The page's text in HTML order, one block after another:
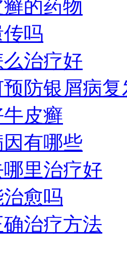
的药物
吗
治疗好
防银屑病复
皮癣
有哪些
里治疗好
愈吗
治疗方法